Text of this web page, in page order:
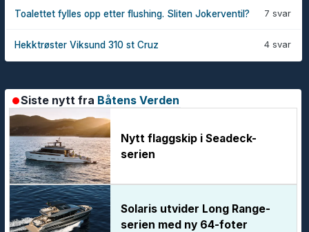
7 svar
Toalettet fylles opp etter flushing. Sliten Jokerventil?
4 svar
Hekktrøster Viksund 310 st Cruz
Siste nytt fra Båtens Verden
Nytt flaggskip i Seadeck-
serien
Solaris utvider Long Range-
serien med ny 64-foter